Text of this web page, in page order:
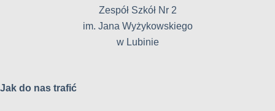
Zespół Szkół Nr 2
im. Jana Wyżykowskiego
w Lubinie
Jak do nas trafić